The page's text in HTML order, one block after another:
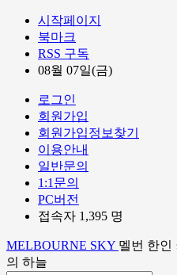
시작페이지
북마크
RSS 구독
08월 07일(금)
로그인
회원가입
회원가입정보찾기
이용안내
일반문의
1:1문의
PC버전
접속자 1,395 명
MELBOURNE SKY 멜번 한인
의 하늘